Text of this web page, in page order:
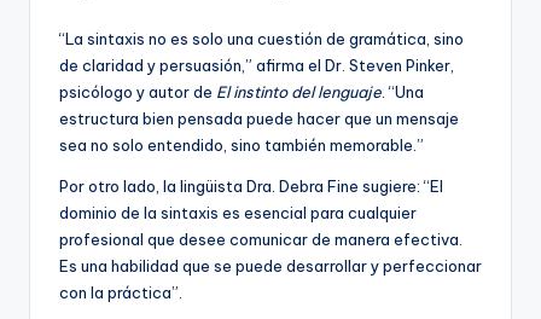
“La sintaxis no es solo una cuestión de gramática, sino
de claridad y persuasión,” afirma el Dr. Steven Pinker,
psicólogo y autor de El instinto del lenguaje . “Una
estructura bien pensada puede hacer que un mensaje
sea no solo entendido, sino también memorable.”
Por otro lado, la lingüista Dra. Debra Fine sugiere: “El
dominio de la sintaxis es esencial para cualquier
profesional que desee comunicar de manera efectiva.
Es una habilidad que se puede desarrollar y perfeccionar
con la práctica”.